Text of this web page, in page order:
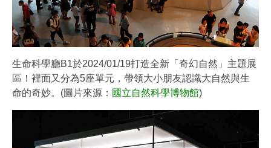
生命科學廳B1於2024/01/19打造全新「奇幻自然」主題展
區！裡面又分為5座單元，帶領大小朋友認識大自然與生
命的奇妙。(圖片來源： 國立自然科學博物館)